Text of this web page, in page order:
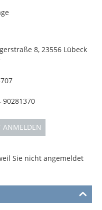
8, 23556 Lübeck
90281370
ANMELDEN
Sie nicht angemeldet